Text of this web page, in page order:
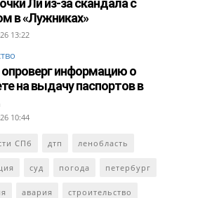
Ли из-за скандала с
в «Лужниках»
13:22
информацию о
на выдачу паспортов в
10:44
СПб дтп ленобласть
суд погода петербург
авария строительство